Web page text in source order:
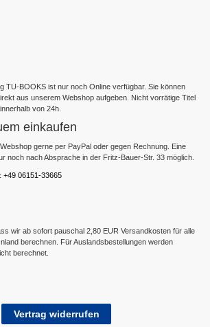
TU-BOOKS ist nur noch Online verfügbar. Sie können
aus unserem Webshop aufgeben. Nicht vorrätige Titel
von 24h.
einkaufen
gerne per PayPal oder gegen Rechnung. Eine
noch nach Absprache in der Fritz-Bauer-Str. 33 möglich.
+49 06151-33665
wir ab sofort pauschal 2,80 EUR Versandkosten für alle
berechnen. Für Auslandsbestellungen werden
berechnet.
Vertrag widerrufen